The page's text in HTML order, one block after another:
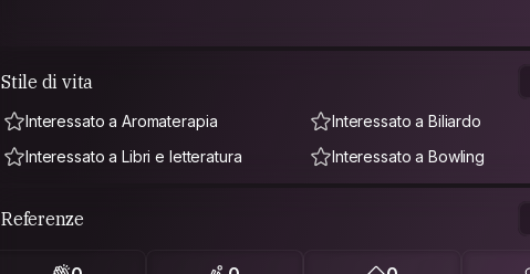
Stile di vita
Interessato a Aromaterapia
Interessato a Biliardo
Interessato a Libri e letteratura
Interessato a Bowling
Referenze